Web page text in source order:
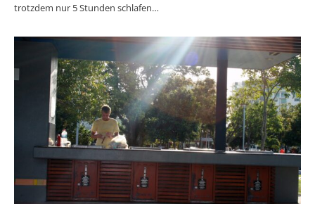
trotzdem nur 5 Stunden schlafen…